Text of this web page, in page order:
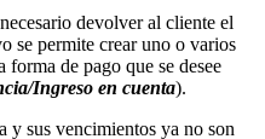
devolver al cliente el
se permite crear uno o varios
forma de pago que se desee
Ingreso en cuenta).
y sus vencimientos ya no son